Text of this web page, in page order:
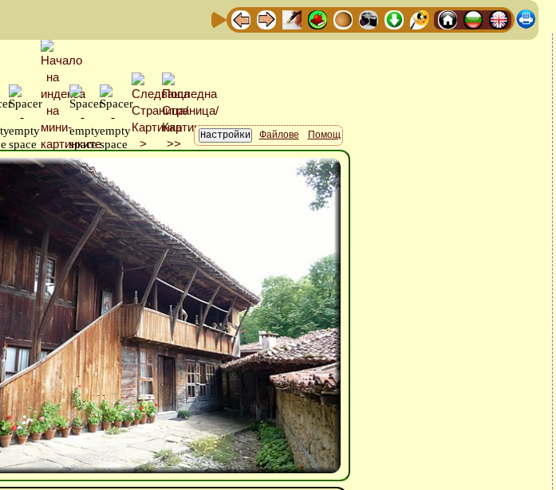
Файлове Помощ